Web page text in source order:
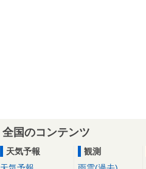
全国のコンテンツ
天気予報
観測